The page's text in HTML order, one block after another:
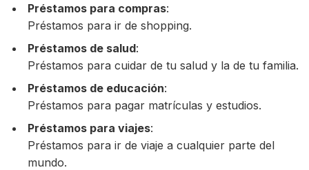
Préstamos para compras:
Préstamos para ir de shopping.
Préstamos de salud:
Préstamos para cuidar de tu salud y la de tu familia.
Préstamos de educación:
Préstamos para pagar matrículas y estudios.
Préstamos para viajes:
Préstamos para ir de viaje a cualquier parte del
mundo.